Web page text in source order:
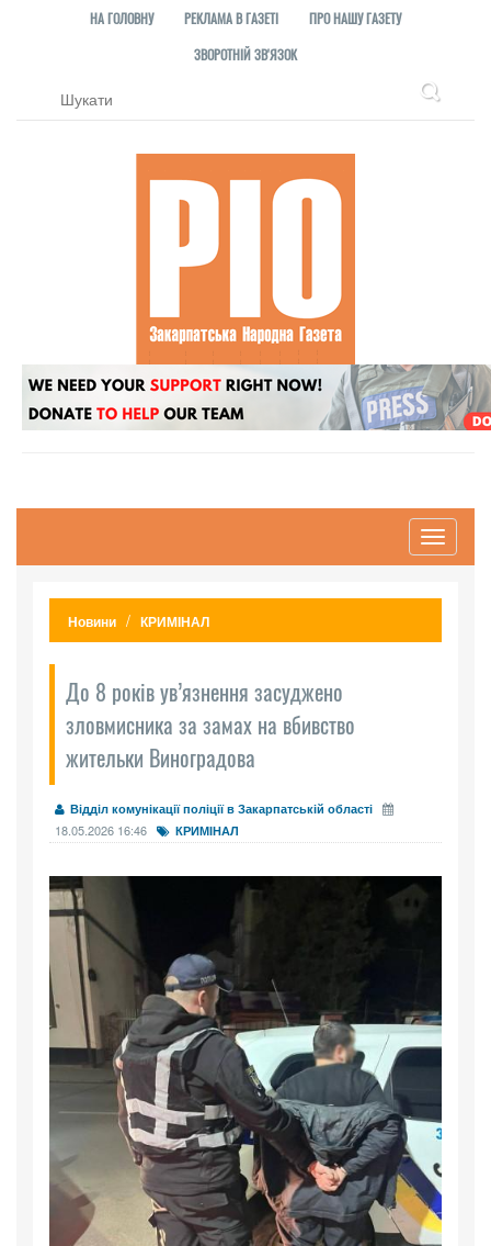
НА ГОЛОВНУ РЕКЛАМА В ГАЗЕТІ
ПРО НАШУ ГАЗЕТУ
ЗВОРОТНІЙ ЗВ'ЯЗОК
Toggle
Новини КРИМІНАЛ
До 8 років ув’язнення засуджено
зловмисника за замах на вбивство
жительки Виноградова
Відділ комунікації поліції в Закарпатській області
18.05.2026 16:46 КРИМІНАЛ